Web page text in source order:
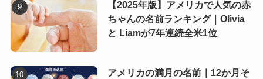
【2025年版】アメリカで人気の赤
ちゃんの名前ランキング｜Olivia
と Liamが7年連続全米1位
アメリカの満月の名前｜12か月そ